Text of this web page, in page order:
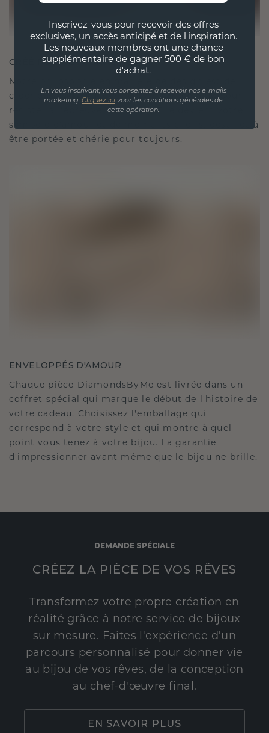
CRÉÉ POUR LA CONNEXION
Notre philosophie en matière de design est de
créer des liens, chaque pièce étant conçue pour
résister à l'épreuve du temps. Elle devient votre
symbole d'amour et de moments chéris, destinée à
être portée et chérie pour toujours.
ENVELOPPÉS D'AMOUR
Chaque pièce DiamondsByMe est livrée dans un
coffret spécial qui marque le début de l'histoire de
votre cadeau. Choisissez l'emballage qui
correspond à votre style et qui montre à quel
point vous tenez à votre bijou. La garantie
d'impressionner avant même que le bijou ne brille.
DEMANDE SPÉCIALE
CRÉEZ LA PIÈCE DE VOS RÊVES
Transformez votre propre création en
réalité grâce à notre service de bijoux
sur mesure. Faites l'expérience d'un
parcours personnalisé pour donner vie
au bijou de vos rêves, de la conception
au chef-d'œuvre final.
EN SAVOIR PLUS
Inscrivez-vous pour recevoir des offres
exclusives, un accès anticipé et de l'inspiration.
Les nouveaux membres ont une chance
supplémentaire de gagner 500 € de bon
d'achat.
En vous inscrivant, vous consentez à recevoir nos e-mails
marketing. Cliquez ici voor les conditions générales de
cette opération.